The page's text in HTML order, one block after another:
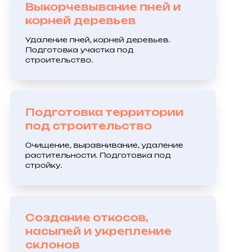
Выкорчевывание пней и
корней деревьев
Удаление пней, корней деревьев.
Подготовка участка под
строительство.
Подготовка территории
под строительство
Очищение, выравнивание, удаление
растительности. Подготовка под
стройку.
Создание откосов,
насыпей и укрепление
склонов